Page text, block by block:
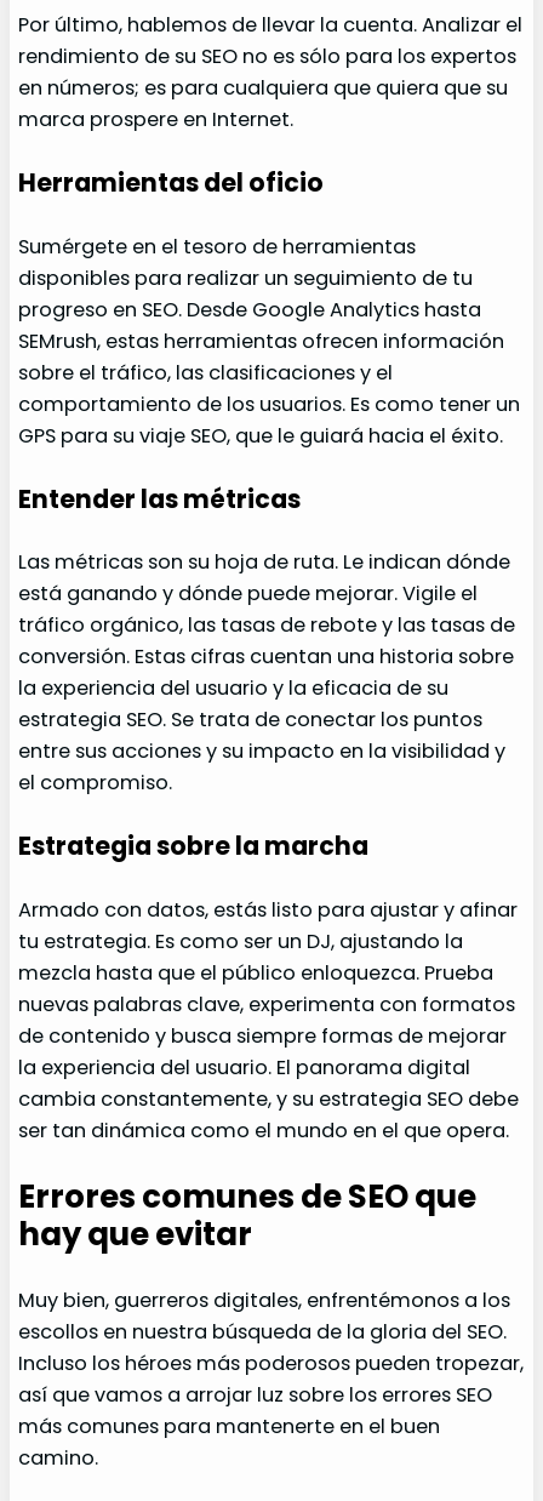
Por último, hablemos de llevar la cuenta. Analizar el
rendimiento de su SEO no es sólo para los expertos
en números; es para cualquiera que quiera que su
marca prospere en Internet.
Herramientas del oficio
Sumérgete en el tesoro de herramientas
disponibles para realizar un seguimiento de tu
progreso en SEO. Desde Google Analytics hasta
SEMrush, estas herramientas ofrecen información
sobre el tráfico, las clasificaciones y el
comportamiento de los usuarios. Es como tener un
GPS para su viaje SEO, que le guiará hacia el éxito.
Entender las métricas
Las métricas son su hoja de ruta. Le indican dónde
está ganando y dónde puede mejorar. Vigile el
tráfico orgánico, las tasas de rebote y las tasas de
conversión. Estas cifras cuentan una historia sobre
la experiencia del usuario y la eficacia de su
estrategia SEO. Se trata de conectar los puntos
entre sus acciones y su impacto en la visibilidad y
el compromiso.
Estrategia sobre la marcha
Armado con datos, estás listo para ajustar y afinar
tu estrategia. Es como ser un DJ, ajustando la
mezcla hasta que el público enloquezca. Prueba
nuevas palabras clave, experimenta con formatos
de contenido y busca siempre formas de mejorar
la experiencia del usuario. El panorama digital
cambia constantemente, y su estrategia SEO debe
ser tan dinámica como el mundo en el que opera.
Errores comunes de SEO que
hay que evitar
Muy bien, guerreros digitales, enfrentémonos a los
escollos en nuestra búsqueda de la gloria del SEO.
Incluso los héroes más poderosos pueden tropezar,
así que vamos a arrojar luz sobre los errores SEO
más comunes para mantenerte en el buen
camino.